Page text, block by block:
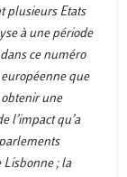
plusieurs Etats
à une période
ce numéro
que
une
l’impact qu’a
Lisbonne ; la